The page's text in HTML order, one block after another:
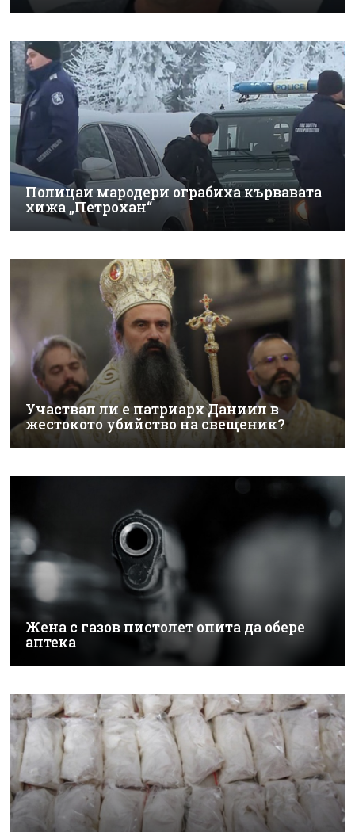
Полицаи мародери ограбиха кървавата
хижа „Петрохан“
Участвал ли е патриарх Даниил в
жестокото убийство на свещеник?
Жена с газов пистолет опита да обере
аптека